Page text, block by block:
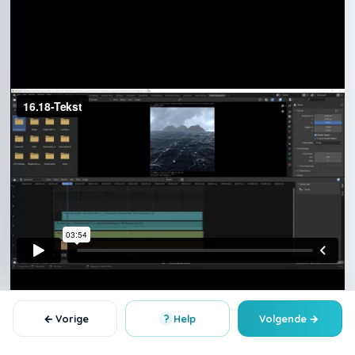
← Vorige ? Help Volgende →